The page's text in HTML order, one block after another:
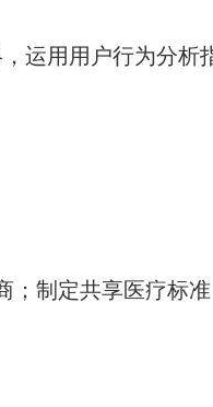
运用用户行为分析
；制定共享医疗标